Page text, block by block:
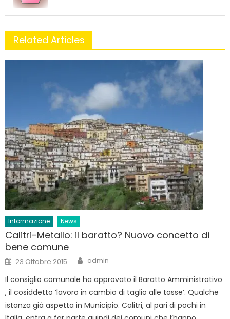
Related Articles
Informazione News
Calitri-Metallo: il baratto? Nuovo concetto di
bene comune
Posted
on
23 Ottobre 2015 Author
admin
Il consiglio comunale ha approvato il Baratto Amministrativo
, il cosiddetto ‘lavoro in cambio di taglio alle tasse’. Qualche
istanza già aspetta in Municipio. Calitri, al pari di pochi in